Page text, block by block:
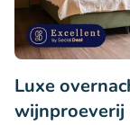
Luxe
wijnproeverij